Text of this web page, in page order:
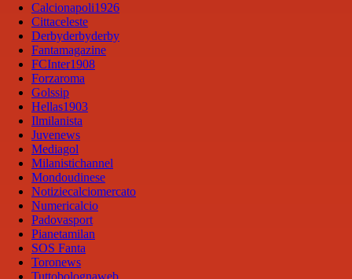
Calcionapoli1926
Cittaceleste
Derbyderbyderby
Fantamagazine
FCInter1908
Forzaroma
Golssip
Hellas1903
Ilmilanista
Juvenews
Mediagol
Milanistichannel
Mondoudinese
Notiziecalciomercato
Numericalcio
Padovasport
Pianetamilan
SOS Fanta
Toronews